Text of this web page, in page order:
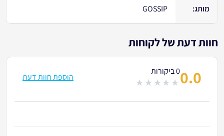
מותג: GOSSIP
חוות דעת של לקוחות
0.00 ביקורות
of
הוספת חוות דעת